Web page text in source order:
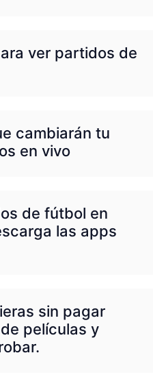
ver partidos de
cambiarán tu
en vivo
de fútbol en
las apps
sin pagar
películas y